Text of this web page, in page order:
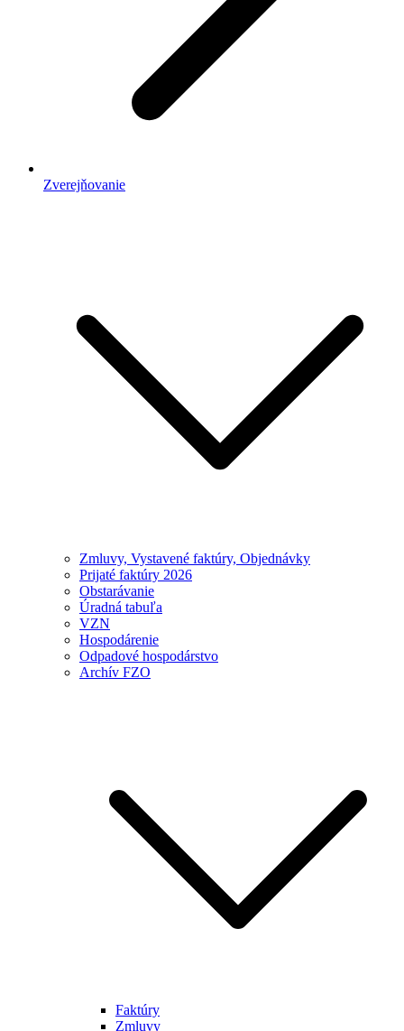
Zverejňovanie
Zmluvy, Vystavené faktúry, Objednávky
Prijaté faktúry 2026
Obstarávanie
Úradná tabuľa
VZN
Hospodárenie
Odpadové hospodárstvo
Archív FZO
Faktúry
Zmluvy